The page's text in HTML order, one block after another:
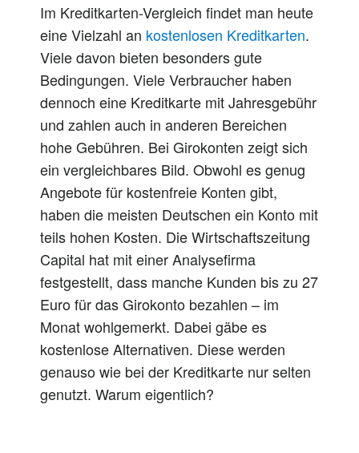
Im Kreditkarten-Vergleich findet man heute
eine Vielzahl an kostenlosen Kreditkarten.
Viele davon bieten besondersgute
Bedingungen. Viele Verbraucher haben
dennoch eine Kreditkarte mit Jahresgebühr
und zahlen auch in anderen Bereichen
hohe Gebühren. Bei Girokonten zeigt sich
ein vergleichbares Bild. Obwohl es genug
Angebote für kostenfreie Konten gibt,
haben die meisten Deutschen ein Konto mit
teils hohen Kosten. Die Wirtschaftszeitung
Capital hat mit einer Analysefirma
festgestellt, dass manche Kunden bis zu 27
Euro für das Girokonto bezahlen – im
Monatwohlgemerkt. Dabei gäbe es
kostenlose Alternativen. Diese werden
genauso wie bei der Kreditkarte nurselten
genutzt. Warum eigentlich?